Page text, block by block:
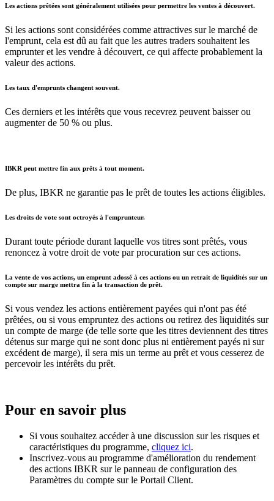
Les actions prêtées sont généralement utilisées pour permettre les ventes à découvert.
Si les actions sont considérées comme attractives sur le marché de
l'emprunt, cela est dû au fait que les autres traders souhaitent les
emprunter et les vendre à découvert, ce qui affecte probablement la
valeur des actions.
Les taux d'emprunts changent souvent.
Ces derniers et les intérêts que vous recevrez peuvent baisser ou
augmenter de 50 % ou plus.
IBKR peut mettre fin aux prêts à tout moment.
De plus, IBKR ne garantie pas le prêt de toutes les actions éligibles.
Les droits de vote sont octroyés à l'emprunteur.
Durant toute période durant laquelle vos titres sont prêtés, vous
renoncez à votre droit de vote par procuration sur ces actions.
La vente de vos actions, un emprunt adossé à ces actions ou un retrait de liquidités sur un
compte sur marge mettra fin à la transaction de prêt.
Si vous vendez les actions entièrement payées qui n'ont pas été
prêtées, ou si vous empruntez des actions ou retirez des liquidités sur
un compte de marge (de telle sorte que les titres deviennent des titres
détenus sur marge qui ne sont donc plus ni entièrement payés ni sur
excédent de marge), il sera mis un terme au prêt et vous cesserez de
percevoir les intérêts du prêt.
Pour en savoir plus
Si vous souhaitez accéder à une discussion sur les risques et
caractéristiques du programme, cliquez ici.
Inscrivez-vous au programme d'amélioration du rendement
des actions IBKR sur le panneau de configuration des
Paramètres du compte sur le Portail Client.